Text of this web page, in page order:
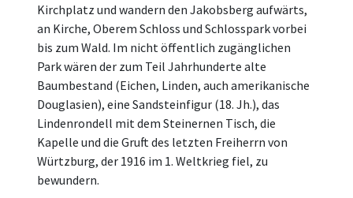
Kirchplatz und wandern den Jakobsberg aufwärts,
an Kirche, Oberem Schloss und Schlosspark vorbei
bis zum Wald. Im nicht öffentlich zugänglichen
Park wären der zum Teil Jahrhunderte alte
Baumbestand (Eichen, Linden, auch amerikanische
Douglasien), eine Sandsteinfigur (18. Jh.), das
Lindenrondell mit dem Steinernen Tisch, die
Kapelle und die Gruft des letzten Freiherrn von
Würtzburg, der 1916 im 1. Weltkrieg fiel, zu
bewundern.